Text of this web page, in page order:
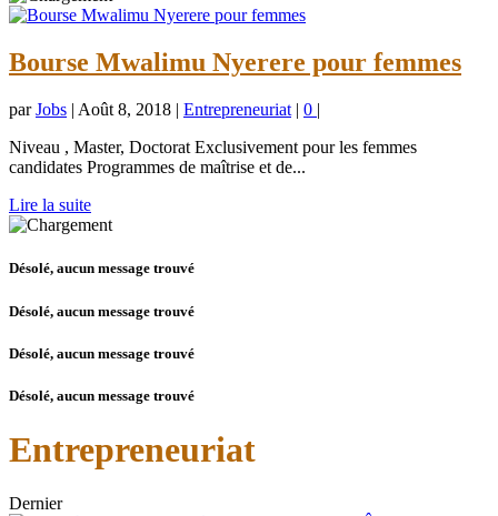
Bourse Mwalimu Nyerere pour femmes
parJobs | Août 8, 2018 | Entrepreneuriat | 0 |
Niveau , Master, Doctorat Exclusivement pour les femmes
candidates Programmes de maîtrise et de...
Lire la suite
Désolé, aucun message trouvé
Désolé, aucun message trouvé
Désolé, aucun message trouvé
Désolé, aucun message trouvé
Entrepreneuriat
Dernier